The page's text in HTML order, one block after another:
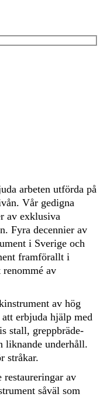
arbeten utförda på
Vår gedigna
av exklusiva
Fyra decennier av
i Sverige och
framförallt i
av
av hög
erbjuda hjälp med
stall, greppbräde-
liknande underhåll.
stråkar.
av
såväl som